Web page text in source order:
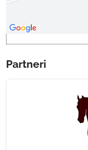
Partneri